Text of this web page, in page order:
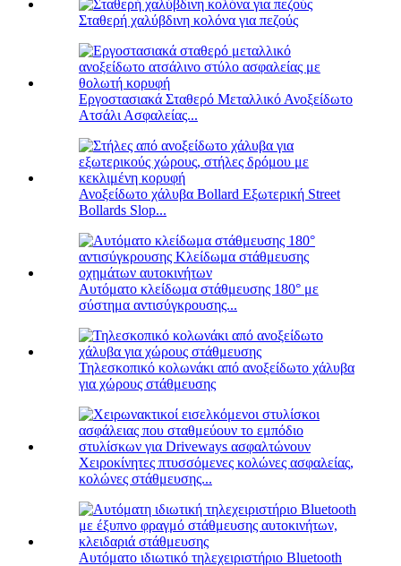
Σταθερή χαλύβδινη κολόνα για πεζούς
Εργοστασιακά Σταθερό Μεταλλικό Ανοξείδωτο
Ατσάλι Ασφαλείας...
Ανοξείδωτο χάλυβα Bollard Εξωτερική Street
Bollards Slop...
Αυτόματο κλείδωμα στάθμευσης 180° με
σύστημα αντισύγκρουσης...
Τηλεσκοπικό κολωνάκι από ανοξείδωτο χάλυβα
για χώρους στάθμευσης
Χειροκίνητες πτυσσόμενες κολώνες ασφαλείας,
κολώνες στάθμευσης...
Αυτόματο ιδιωτικό τηλεχειριστήριο Bluetooth